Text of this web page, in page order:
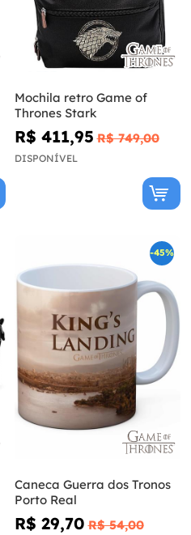
Mochila retro Game of
Thrones Stark
R$ 411,95 R$ 749,00
DISPONÍVEL
-45%
Caneca Guerra dos Tronos
Porto Real
R$ 29,70 R$ 54,00